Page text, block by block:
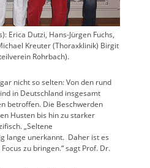
Erica Dutzi, Hans-Jürgen Fuchs,
Kreuter (Thoraxklinik) Birgit
Rohrbach).
nicht so selten: Von den rund
in Deutschland insgesamt
betroffen. Die Beschwerden
Husten bis hin zu starker
„Seltene
lange unerkannt. Daher ist es
zu bringen.“ sagt Prof. Dr.